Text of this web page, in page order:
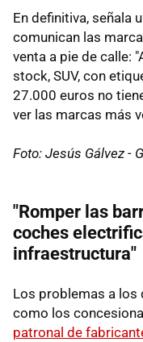
En definitiva, señala
comunican las
venta a pie de calle:
stock, SUV, con
27.000 euros no
ver las marcas más
Foto: Jesús Gálvez -
"Romper las
coches
infraestructura"
Los problemas a los
como los
patronal de